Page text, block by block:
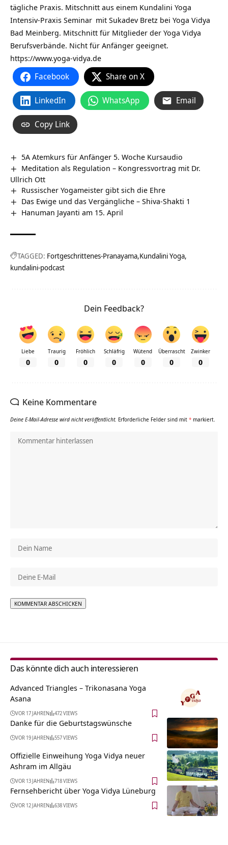
tägliche Praxis. Mitschnitt aus einem Kundalini Yoga
Intensiv-Praxis Seminar mit Sukadev Bretz bei Yoga Vidya
Bad Meinberg. Mitschnitt für Mitglieder der Yoga Vidya
Berufsverbände. Nicht für Anfänger geeignet.
https://www.yoga-vidya.de
Facebook Share on X
LinkedIn WhatsApp Email
Copy Link
5A Atemkurs für Anfänger 5. Woche Kursaudio
Meditation als Regulation – Kongressvortrag mit Dr.
Ullrich Ott
Russischer Yogameister gibt sich die Ehre
Das Ewige und das Vergängliche – Shiva-Shakti 1
Hanuman Jayanti am 15. April
TAGGED: Fortgeschrittenes-Pranayama Kundalini Yoga
kundalini-podcast
Dein Feedback?
Liebe
0
Traurig
0
Fröhlich
0
Schläfrig
0
Wütend
0
Überrascht
0
Zwinker
0
Keine Kommentare
Deine E-Mail-Adresse wird nicht veröffentlicht. Erforderliche Felder sind mit * markiert.
Das könnte dich auch interessieren
Advanced Triangles – Trikonasana Yoga
Asana
VOR 17 JAHREN 472 VIEWS
Danke für die Geburtstagswünsche
VOR 19 JAHREN 557 VIEWS
Offizielle Einweihung Yoga Vidya neuer
Ashram im Allgäu
VOR 13 JAHREN 718 VIEWS
Fernsehbericht über Yoga Vidya Lüneburg
VOR 12 JAHREN 638 VIEWS